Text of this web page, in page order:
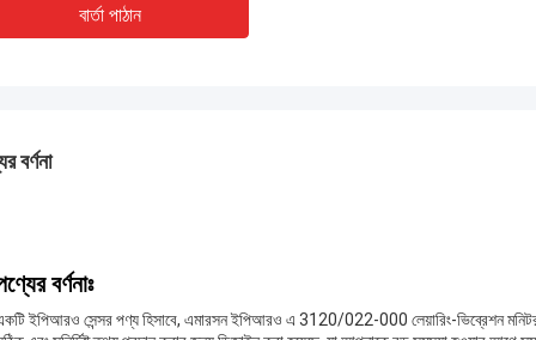
বার্তা পাঠান
বর্ণনা
বর্ণনাঃ
ইপিআরও সেন্সর পণ্য হিসাবে, এমারসন ইপিআরও এ 3120/022-000 লেয়ারিং-ভিব্রেশন মনিটর